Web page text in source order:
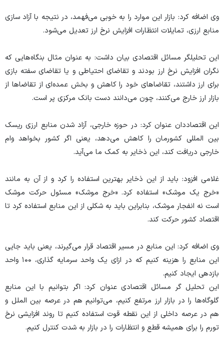
وی اضافه کرد: بازار این موارد را به خوبی می‌فهمد، در نتیجه با آزاد سازی
منابع ارزی، تمایلات انتظارات افزایش نرخ ارز تعدیل می‌شود.
این تحلیلگر مسائل اقتصادی بیان داشت: به عنوان مثال بنگاه‌هایی که
نگران افزایش نرخ ارز بودند و تقاضای احتیاطی و یا تقاضای سفته بازی
برای ارز داشتند، تقاضا‌های خود را کاهش و بخش عمده‌ای از تقاضا‌ها از
بازار ارز خارج می‌کنند، چون می‌دانند دست بانک مرکزی پر است.
این اقتصاددان عنوان کرد: در حوزه خارجی، آزاد شدن منابع ارزی ریسک
بین المللی کشورمان را کاهش می‌دهد، یعنی اگر کشور بخواهد وام
خارجی دریافت کند، این ذخایر به کمک ما می‌آید.
غلامی افزود: باید از این ذخایر بهترین استفاده را کرد و از آن به مانند
«خرج یک موشک» استفاده کرد. «خرج موشک» مسئول حرکت موشک
است نه انفجار موشک، بنابراین باید به شکلی از این منابع استفاده کرد تا
اقتصاد کشور حرکت کند.
وی اضافه کرد: این منابع در مسیر اقتصاد قرار می‌گیرند، یعنی باید جایی
این منابع را هزینه کنیم که در ازای یک واحد سرمایه گذاری، ۱۰۰ واحد
بازدهی ایجاد کنیم.
این تحلیل گر مسائل اقتصادی عنوان کرد: اگر بتوانیم با این منابع
گلوگاه‌ها را در بازار ارز مرتفع کنیم، می‌توانیم هم در عرصه بین الملل و
هم در عرصه داخلی از این نقطه قوت استفاده کنیم تا روند افزایشی نرخ
تورم را برای همیشه قطع و انتظارات را در بازار به شدت کنترل کنیم.